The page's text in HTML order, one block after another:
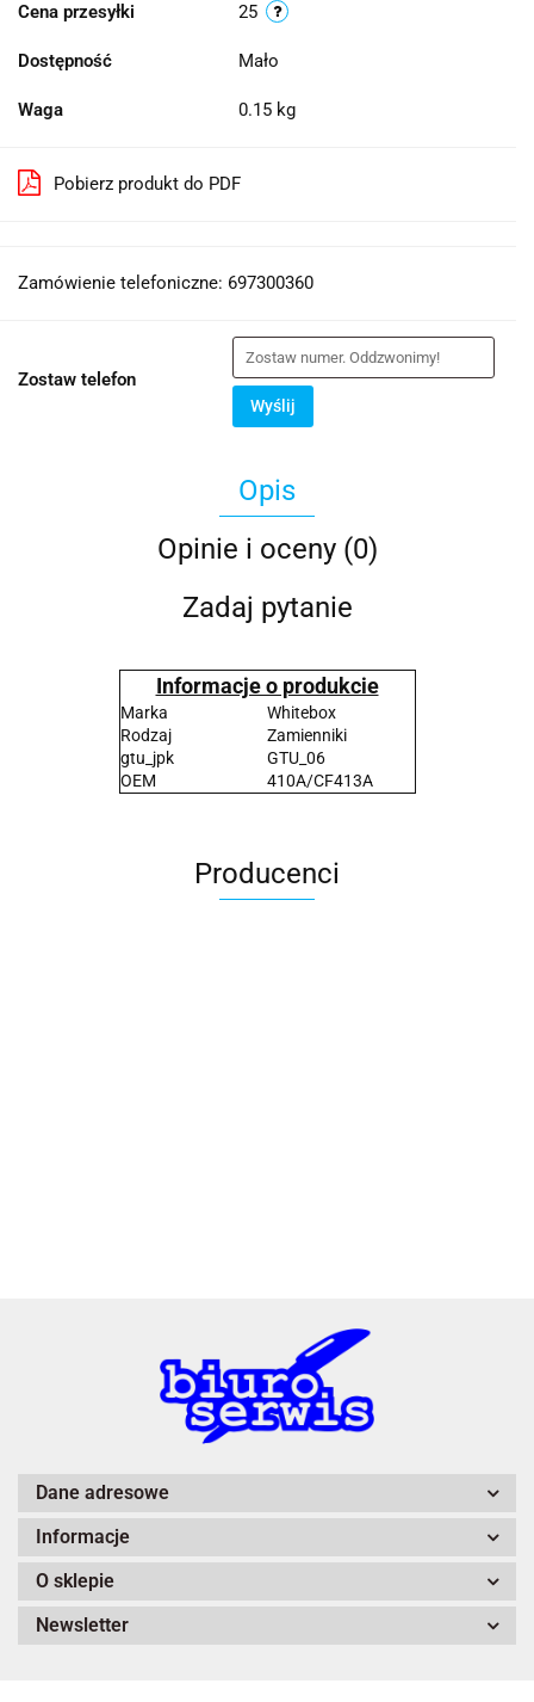
Cena przesyłki 25
Dostępność Mało
Waga 0.15 kg
Pobierz produkt do PDF
Zamówienie telefoniczne: 697300360
Zostaw telefon
Wyślij
Opis
Opinie i oceny (0)
Zadaj pytanie
Informacje o produkcie
Marka
Whitebox
Rodzaj
Zamienniki
gtu_jpk
GTU_06
OEM
410A/CF413A
Producenci
A4 Tech
Dane adresowe
Informacje
O sklepie
Newsletter